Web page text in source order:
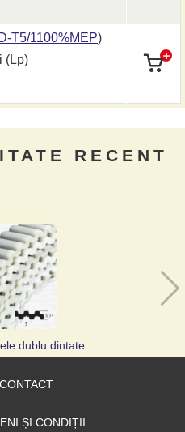
D-T5/1100%MEP)
(Lp)
RECENT
dublu dintate
CONTACT
ȘI CONDIȚII